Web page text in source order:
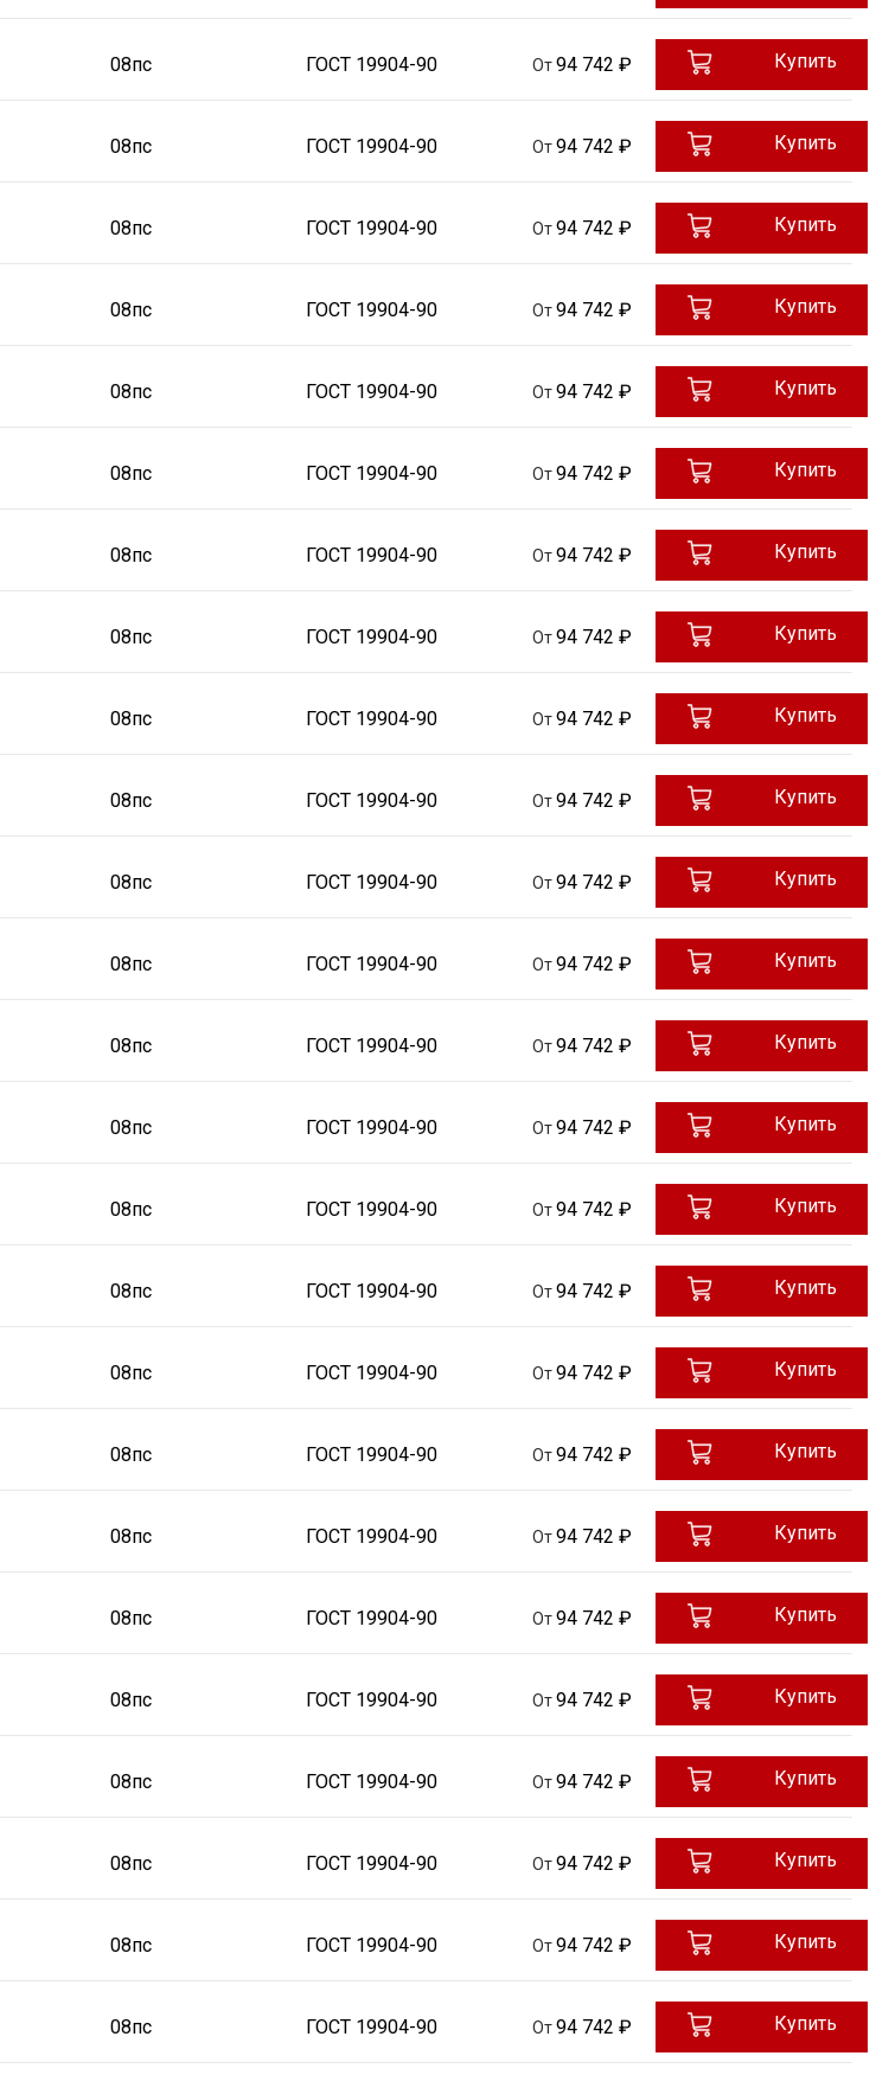
08пс ГОСТ 19904-90 От94 742 ₽ Купить
08пс ГОСТ 19904-90 От94 742 ₽ Купить
08пс ГОСТ 19904-90 От94 742 ₽ Купить
08пс ГОСТ 19904-90 От94 742 ₽ Купить
08пс ГОСТ 19904-90 От94 742 ₽ Купить
08пс ГОСТ 19904-90 От94 742 ₽ Купить
08пс ГОСТ 19904-90 От94 742 ₽ Купить
08пс ГОСТ 19904-90 От94 742 ₽ Купить
08пс ГОСТ 19904-90 От94 742 ₽ Купить
08пс ГОСТ 19904-90 От94 742 ₽ Купить
08пс ГОСТ 19904-90 От94 742 ₽ Купить
08пс ГОСТ 19904-90 От94 742 ₽ Купить
08пс ГОСТ 19904-90 От94 742 ₽ Купить
08пс ГОСТ 19904-90 От94 742 ₽ Купить
08пс ГОСТ 19904-90 От94 742 ₽ Купить
08пс ГОСТ 19904-90 От94 742 ₽ Купить
08пс ГОСТ 19904-90 От94 742 ₽ Купить
08пс ГОСТ 19904-90 От94 742 ₽ Купить
08пс ГОСТ 19904-90 От94 742 ₽ Купить
08пс ГОСТ 19904-90 От94 742 ₽ Купить
08пс ГОСТ 19904-90 От94 742 ₽ Купить
08пс ГОСТ 19904-90 От94 742 ₽ Купить
08пс ГОСТ 19904-90 От94 742 ₽ Купить
08пс ГОСТ 19904-90 От94 742 ₽ Купить
08пс ГОСТ 19904-90 От94 742 ₽ Купить